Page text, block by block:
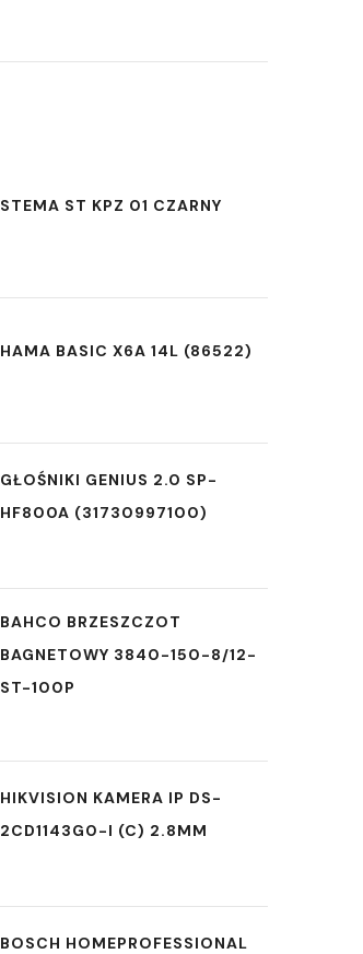
STEMA ST KPZ 01 CZARNY
HAMA BASIC X6A 14L (86522)
GŁOŚNIKI GENIUS 2.0 SP-
HF800A (31730997100)
BAHCO BRZESZCZOT
BAGNETOWY 3840-150-8/12-
ST-100P
HIKVISION KAMERA IP DS-
2CD1143G0-I (C) 2.8MM
BOSCH HOMEPROFESSIONAL